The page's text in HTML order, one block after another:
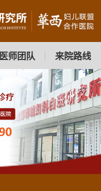
医师团队 来院路线